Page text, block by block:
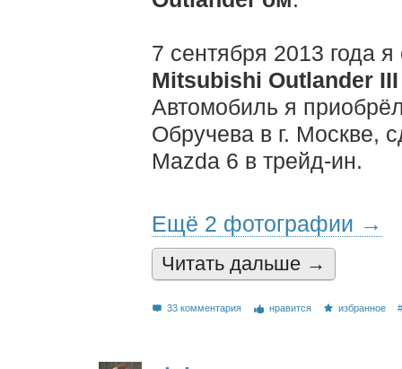
7 сентября 2013 года
Mitsubishi Outlander III
Автомобиль я
Обручева в г. Москве,
Mazda 6 в трейд-ин.
Ещё 2 фотографии →
Читать дальшe →
33 комментария нравится избранное